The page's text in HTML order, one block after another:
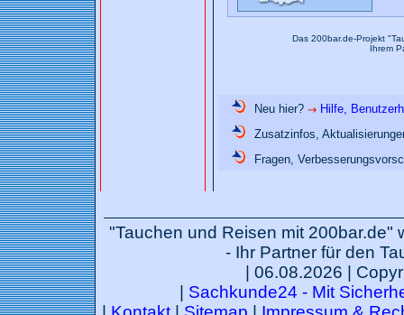
Das 200bar.de-Projekt
Ihrem
Neu hier?
Hilfe,
Zusatzinfos,
Fragen,
"Tauchen und Reisen mit 200bar.de"
- Ihr Partner für den
| 06.08.2026 |
Sachkunde24 - Mit